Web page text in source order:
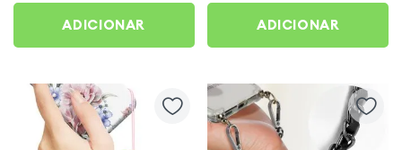
ADICIONAR ADICIONAR